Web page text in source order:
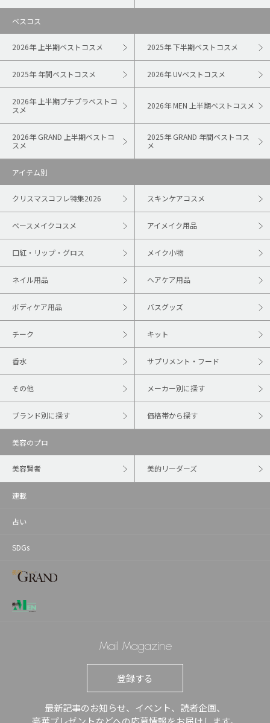
ベスコス
2026年 上半期ベストコスメ 2025年 下半期ベストコスメ
2025年 年間ベストコスメ 2026年 UVベストコスメ
2026年 上半期プチプラベストコ
スメ
2026年 MEN 上半期ベストコスメ
2026年 GRAND 上半期ベストコ
スメ
2025年 GRAND 年間ベストコス
メ
アイテム別
クリスマスコフレ特集2026 スキンケアコスメ
ベースメイクコスメ アイメイク用品
口紅・リップ・グロス メイク小物
ネイル用品 ヘアケア用品
ボディケア用品 バスグッズ
チーク キット
香水 サプリメント・フード
その他 メーカー別に探す
ブランド別に探す 価格帯から探す
美容のプロ
美容賢者 美的リーダーズ
連載
占い
SDGs
Mail Magazine
登録する
最新記事のお知らせ、イベント、読者企画、